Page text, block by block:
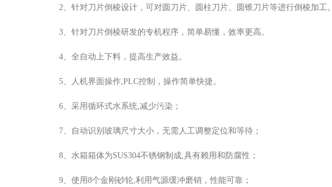
2、针对刀片倒棱设计，可对圆刀片、圆柱刀片、圆锥刀片等进行倒棱加工。
3、针对刀片倒棱研发的专机程序，简单易懂，效率更高。
4、全自动上下料，提高生产效益。
5、人机界面操作,PLC控制，操作简单快捷。
6、采用循环式水系统,减少污染；
7、自动识别玻璃尺寸大小，无需人工调整定位和等待；
8、水箱箱体为SUS304不锈钢制成,具有赖用和防腐性；
9、使用8个金刚砂轮,利用气源缓冲磨销，性能可靠；